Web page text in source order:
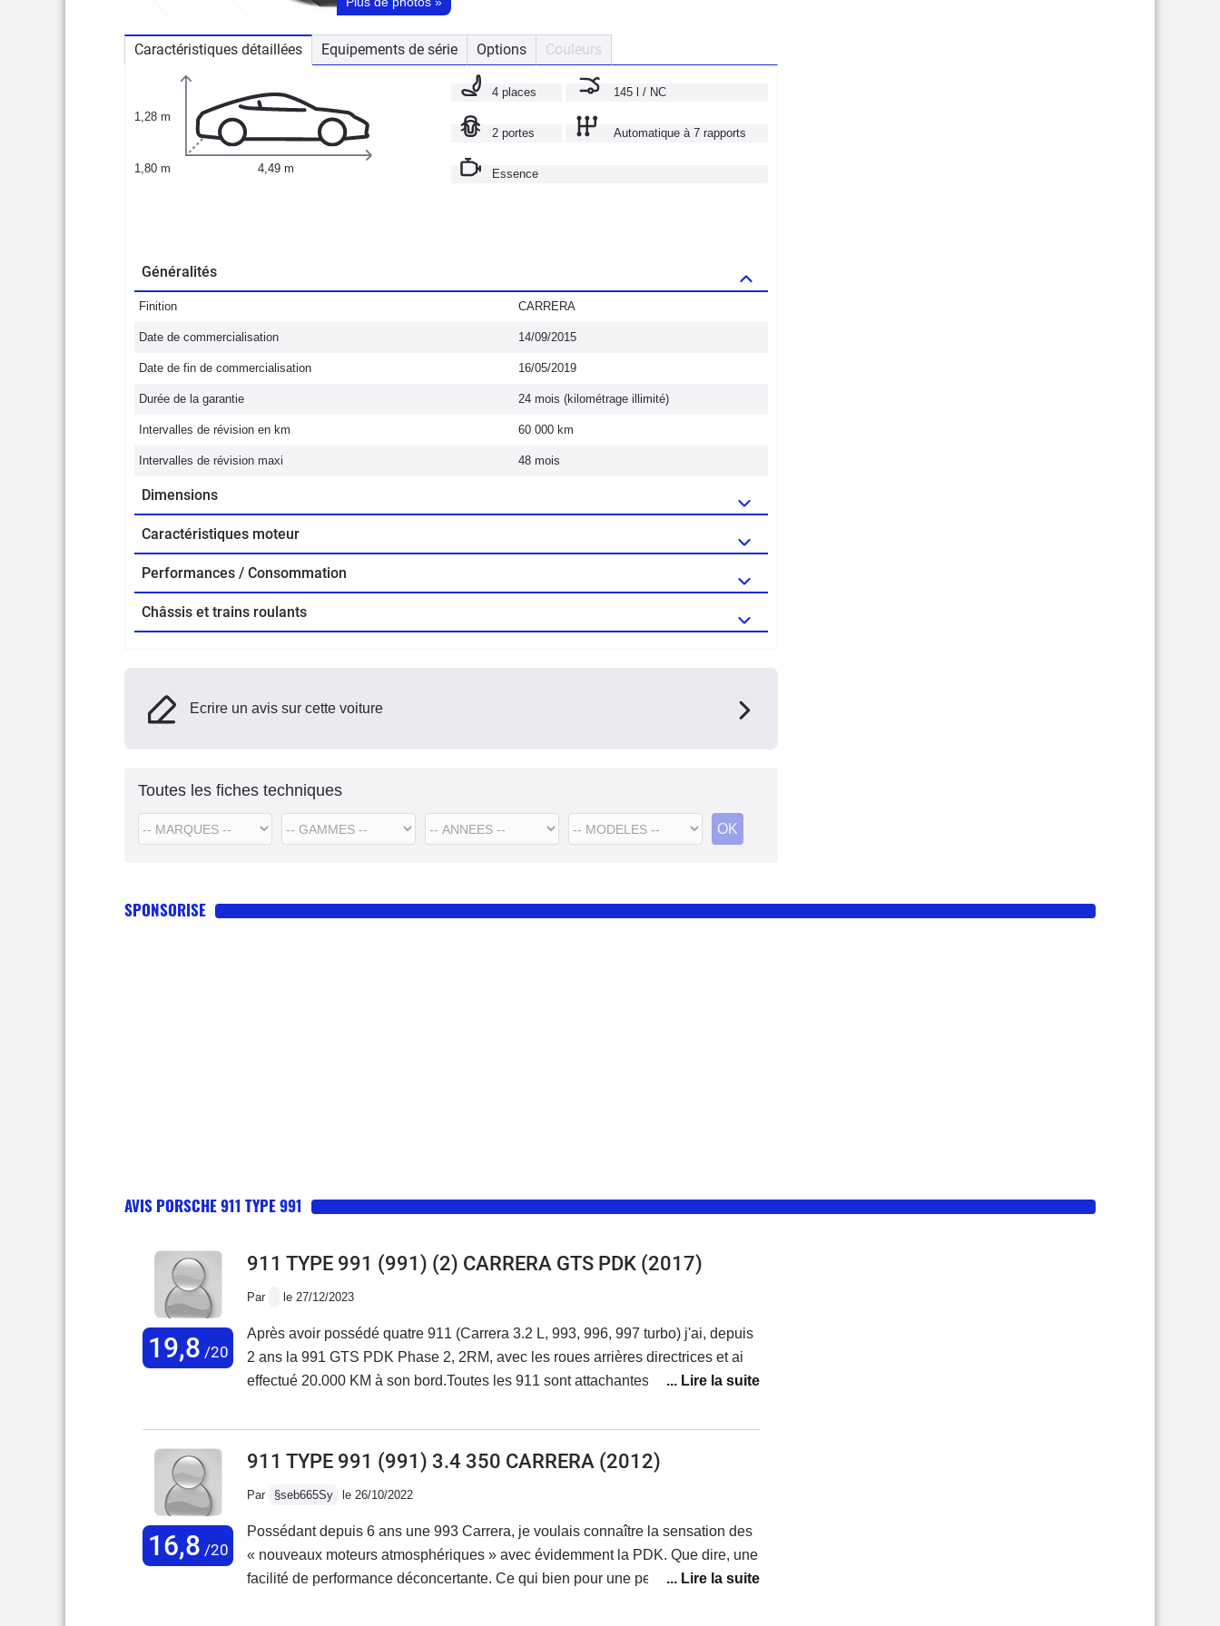
Caractéristiques détaillées Equipements de série Options Couleurs
1,28 m
1,80 m 4,49 m
4 places 145 l / NC
2 portes Automatique à 7 rapports
Essence
Généralités
Finition CARRERA
Date de commercialisation 14/09/2015
Date de fin de commercialisation 16/05/2019
Durée de la garantie 24 mois (kilométrage illimité)
Intervalles de révision en km 60 000 km
Intervalles de révision maxi 48 mois
Dimensions
Caractéristiques moteur
Performances / Consommation
Châssis et trains roulants
Ecrire un avis sur cette voiture
Toutes les fiches techniques
SPONSORISE
AVIS PORSCHE 911 TYPE 991
19,8 /20
911 TYPE 991 (991) (2) CARRERA GTS PDK (2017)
Par le 27/12/2023
Après avoir possédé quatre 911 (Carrera 3.2 L, 993, 996, 997 turbo) j'ai, depuis
2 ans la 991 GTS PDK Phase 2, 2RM, avec les roues arrières directrices et ai
effectué 20.000 KM à son bord.Toutes les 911 sont attachantes, mais la 991
qui procure un plaisir de conduite immense tant sur route que sur circuit. Elle est
d'une efficacité remarquable, les performances valent largement celles de
certaines hypercars nettement plus puissantes malgré ses 450 chevaux qui
doivent néanmoins provenir d'une écurie d'équidés athlétiques et surentrainés.
Sa fiabilité est hors normes.La finition est absolument parfaite, la finition GTS
ajoute un vrai plus en terme de séduction et d'exclusivité, la consommation est
ridicule au regard des performances, la boite PDK lit dans les pensées du
16,8 /20
911 TYPE 991 (991) 3.4 350 CARRERA (2012)
Par §seb665Sy le 26/10/2022
Possédant depuis 6 ans une 993 Carrera, je voulais connaître la sensation des
« nouveaux moteurs atmosphériques » avec évidemment la PDK. Que dire, une
facilité de performance déconcertante. Ce qui bien pour une personne qui n’a